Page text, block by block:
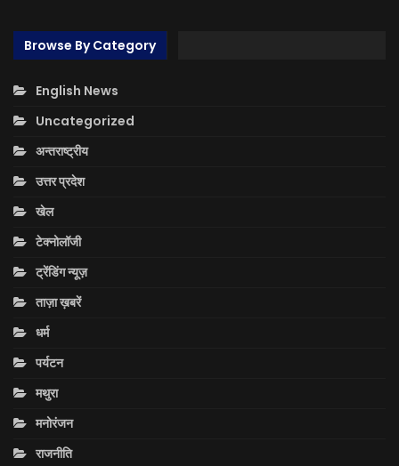
Browse By Category
English News
Uncategorized
अन्तराष्ट्रीय
उत्तर प्रदेश
खेल
टेक्नोलॉजी
ट्रेंडिंग न्यूज़
ताज़ा ख़बरें
धर्म
पर्यटन
मथुरा
मनोरंजन
राजनीति